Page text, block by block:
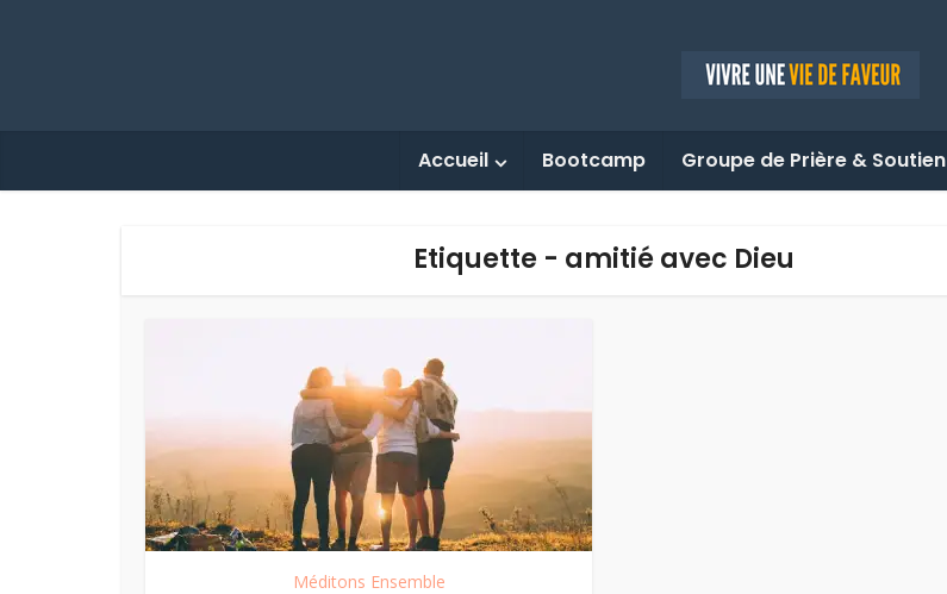
Accueil Bootcamp Groupe de Prière & Soutien
Etiquette - amitié avec Dieu
Méditons Ensemble